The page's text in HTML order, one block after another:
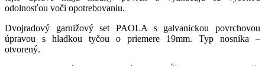
odolnosťou voči opotrebovaniu.
Dvojradový
garnižový set PAOLA s galvanickou
povrchovou
úpravou
s hladkou tyčou o priemere 19mm. Typ nosníka
–
otvorený.